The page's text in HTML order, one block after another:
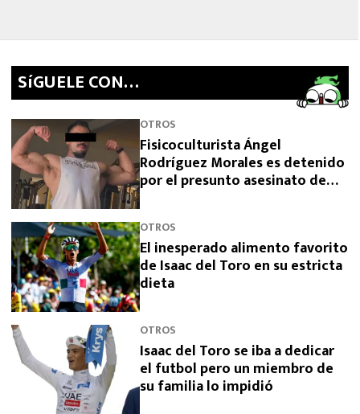
SíGUELE CON…
OTROS
Fisicoculturista Ángel
Rodríguez Morales es detenido
por el presunto asesinato de
OTROS
El inesperado alimento favorito
de Isaac del Toro en su estricta
dieta
OTROS
Isaac del Toro se iba a dedicar
el futbol pero un miembro de
su familia lo impidió